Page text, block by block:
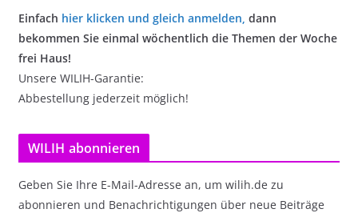
Einfach hier klicken und gleich anmelden, dann
bekommen Sie einmal wöchentlich die Themen der Woche
frei Haus!
Unsere WILIH-Garantie:
Abbestellung jederzeit möglich!
WILIH abonnieren
Geben Sie Ihre E-Mail-Adresse an, um wilih.de zu
abonnieren und Benachrichtigungen über neue Beiträge